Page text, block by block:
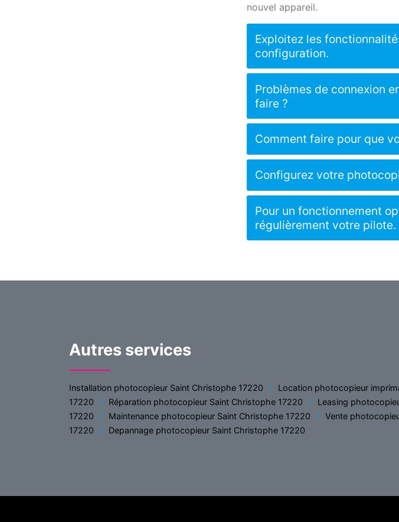
nouvel appareil.
Exploitez les
configuration.
Problèmes de connexion
faire ?
Comment faire pour que
Configurez votre
Pour un fonctionnement
régulièrement votre pilote.
Autres services
Installation photocopieur Saint Christophe 17220
Location photocopieur
17220
Réparation photocopieur Saint Christophe 17220
Leasing
17220
Maintenance photocopieur Saint Christophe 17220
Vente
17220
Depannage photocopieur Saint Christophe 17220